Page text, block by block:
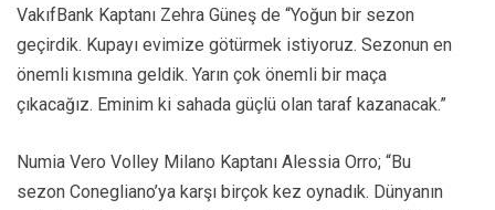
VakıfBank Kaptanı Zehra Güneş de “Yoğun bir sezon
geçirdik. Kupayı evimize götürmek istiyoruz. Sezonun en
önemli kısmına geldik. Yarın çok önemli bir maça
çıkacağız. Eminim ki sahada güçlü olan taraf kazanacak.”
Numia Vero Volley Milano Kaptanı Alessia Orro; “Bu
sezon Conegliano’ya karşı birçok kez oynadık. Dünyanın